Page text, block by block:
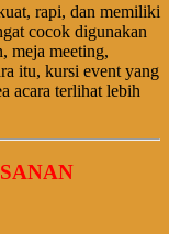
rapi, dan memiliki
cocok digunakan
meja meeting,
itu, kursi event yang
acara terlihat lebih